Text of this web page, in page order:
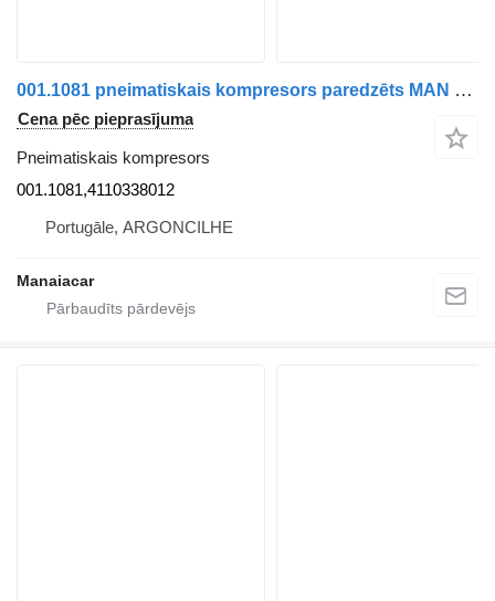
001.1081 pneimatiskais kompresors paredzēts MAN TGA | 00 kravas automašīnas
Cena pēc pieprasījuma
Pneimatiskais kompresors
001.1081,4110338012
Portugāle, ARGONCILHE
Manaiacar